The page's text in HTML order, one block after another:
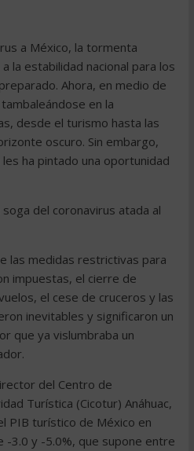
a México, la tormenta
la estabilidad nacional para los
Ahora, en medio de
en la
desde el turismo hasta las
oscuro. Sin embargo,
ha pintado una oportunidad
del coronavirus atada al
las medidas restrictivas para
impuestas, el cierre de
el cese de cruceros y las
inevitables y significaron un
que ya vislumbraba un
del Centro de
Turística (Cicotur) Anáhuac,
PIB turístico de México en
3.0 y -5.0%, que supone entre